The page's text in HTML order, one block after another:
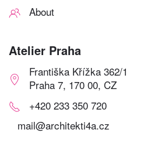
About
Atelier Praha
Františka Křížka 362/1
Praha 7, 170 00, CZ
+420 233 350 720
mail@architekti4a.cz